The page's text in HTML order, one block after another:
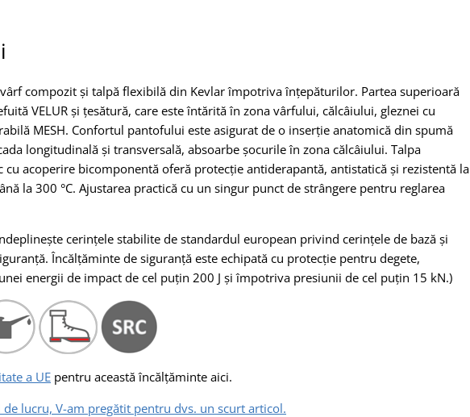
compozit și talpă flexibilă din Kevlar împotriva înțepăturilor. Partea superioară
VELUR și țesătură, care este întărită în zona vârfului, călcâiului, gleznei cu
MESH. Confortul pantofului este asigurat de o inserție anatomică din spumă
longitudinală și transversală, absoarbe șocurile în zona călcâiului. Talpa
acoperire bicomponentă oferă protecție antiderapantă, antistatică și rezistentă la
la 300 °C. Ajustarea practică cu un singur punct de strângere pentru reglarea
cerințele stabilite de standardul european privind cerințele de bază și
Încălțăminte de siguranță este echipată cu protecție pentru degete,
energii de impact de cel puțin 200 J și împotriva presiunii de cel puțin 15 kN.)
a UE pentru această încălțăminte aici.
lucru, V-am pregătit pentru dvs. un scurt articol.